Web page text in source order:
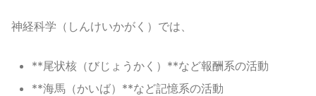
神経科学（しんけいかがく）では、
**尾状核（びじょうかく）**など報酬系の活動
**海馬（かいば）**など記憶系の活動